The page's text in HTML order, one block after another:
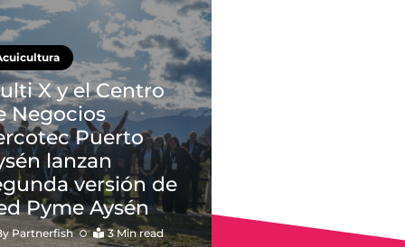
X y el Centro
Negocios
Puerto
lanzan
versión de
Pyme Aysén
Partnerfish 3 Min read